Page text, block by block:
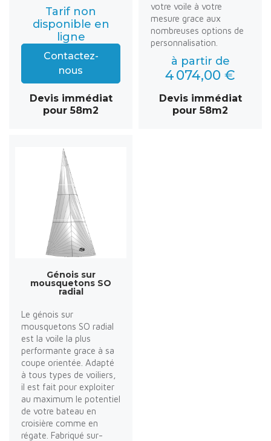
Tarif non
disponible en
ligne
Contactez-
nous
Devis immédiat
pour 58m2
votre voile à votre
mesure grace aux
nombreuses options de
personnalisation.
à partir de
4 074,00 €
Devis immédiat
pour 58m2
Génois sur
mousquetons SO
radial
Le génois sur
mousquetons SO radial
est la voile la plus
performante grace à sa
coupe orientée. Adapté
à tous types de voiliers,
il est fait pour exploiter
au maximum le potentiel
de votre bateau en
croisière comme en
régate. Fabriqué sur-